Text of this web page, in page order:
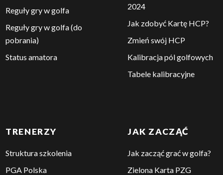
Reguły gry w golfa
Reguły gry w golfa (do
pobrania)
Status amatora
2024
Jak zdobyć Kartę HCP?
Zmień swój HCP
Kalibracja pól golfowych
Tabele kalibracyjne
TRENERZY
Struktura szkolenia
PGA Polska
JAK ZACZĄĆ
Jak zacząć grać w golfa?
Zielona Karta PZG